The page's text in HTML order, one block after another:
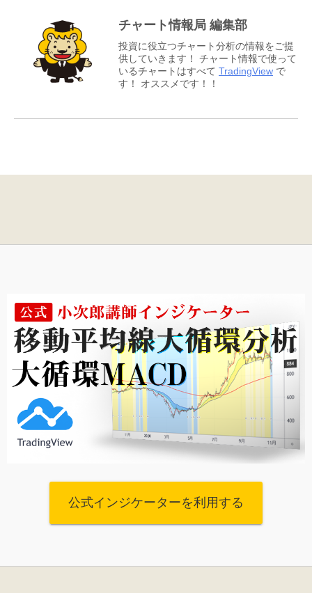
チャート情報局 編集部
投資に役立つチャート分析の情報をご提
供していきます！ チャート情報で使って
いるチャートはすべて TradingView で
す！ オススメです！！
公式インジケーターを利用する